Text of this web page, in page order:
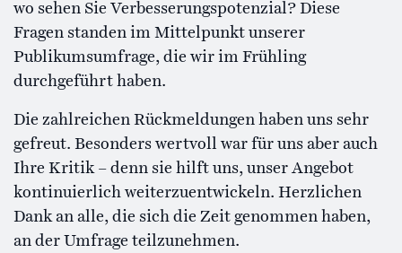
wo sehen Sie Verbesserungspotenzial? Diese
Fragen standen im Mittelpunkt unserer
Publikumsumfrage, die wir im Frühling
durchgeführt haben.
Die zahlreichen Rückmeldungen haben uns sehr
gefreut. Besonders wertvoll war für uns aber auch
Ihre Kritik – denn sie hilft uns, unser Angebot
kontinuierlich weiterzuentwickeln. Herzlichen
Dank an alle, die sich die Zeit genommen haben,
an der Umfrage teilzunehmen.